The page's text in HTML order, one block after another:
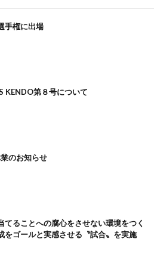
手権に出場
KENDO第８号について
のお知らせ
てることへの腐心をさせない環境をつく
をゴールと実感させる〝試合〟を実施